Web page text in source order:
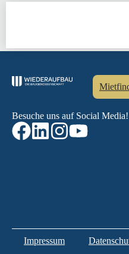
Besuche uns auf Social Media!
Impressum